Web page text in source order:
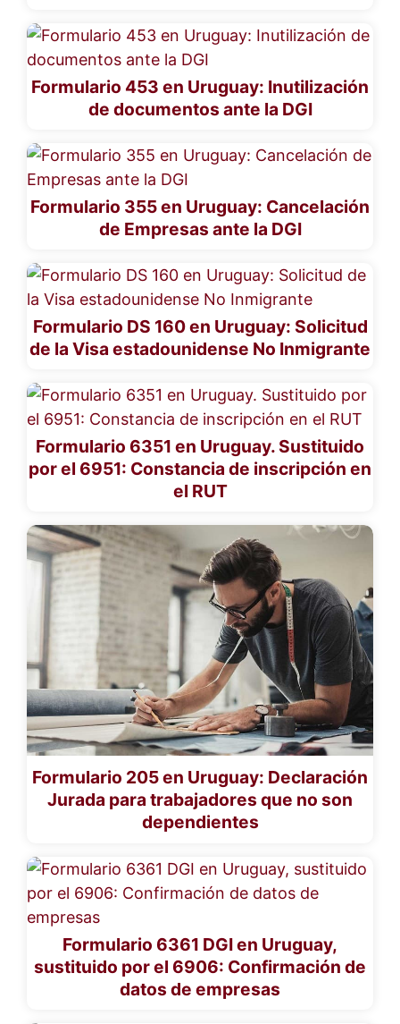
Formulario 453 en Uruguay: Inutilización
de documentos ante la DGI
Formulario 355 en Uruguay: Cancelación
de Empresas ante la DGI
Formulario DS 160 en Uruguay: Solicitud
de la Visa estadounidense No Inmigrante
Formulario 6351 en Uruguay. Sustituido
por el 6951: Constancia de inscripción en
el RUT
Formulario 205 en Uruguay: Declaración
Jurada para trabajadores que no son
dependientes
Formulario 6361 DGI en Uruguay,
sustituido por el 6906: Confirmación de
datos de empresas